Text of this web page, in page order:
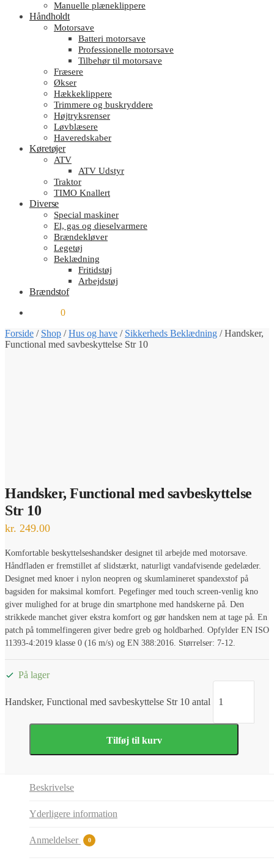
Manuelle plæneklippere
Håndholdt
Motorsave
Batteri motorsave
Professionelle motorsave
Tilbehør til motorsave
Fræsere
Økser
Hækkeklippere
Trimmere og buskryddere
Højtryksrenser
Løvblæsere
Haveredskaber
Køretøjer
ATV
ATV Udstyr
Traktor
TIMO Knallert
Diverse
Special maskiner
El, gas og dieselvarmere
Brændekløver
Legetøj
Beklædning
Fritidstøj
Arbejdstøj
Brændstof
0
Forside / Shop /Hus og have / Sikkerheds Beklædning /Handsker,
Functional med savbeskyttelse Str 10
Handsker, Functional med savbeskyttelse
Str 10
kr. 249.00
Komfortable beskyttelseshandsker designet til arbejde med motorsave.
Håndfladen er fremstillet af slidstærkt, naturligt vandafvisende gedelæder.
Designet med knoer i nylon neopren og skumlamineret spandexstof på
bagsiden for maksimal komfort. Pegefinger med touch screen-venlig kno
giver mulighed for at bruge din smartphone med handskerne på. Den
strikkede manchet giver ekstra komfort og gør handsken nem at tage på. En
patch på tommelfingeren giver bedre greb og holdbarhed. Opfylder EN ISO
11393-4:2019 klasse 0 (16 m/s) og EN 388:2016. Størrelser: 7-12.
På lager
Handsker, Functional med savbeskyttelse Str 10 antal
Tilføj til kurv
Beskrivelse
Yderligere information
Anmeldelser 0